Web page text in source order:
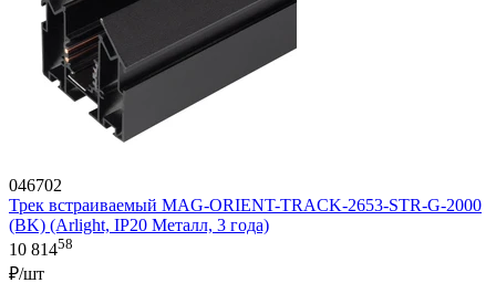
046702
Трек встраиваемый MAG-ORIENT-TRACK-2653-STR-G-2000
(BK) (Arlight, IP20 Металл, 3 года)
10 81458
₽/шт